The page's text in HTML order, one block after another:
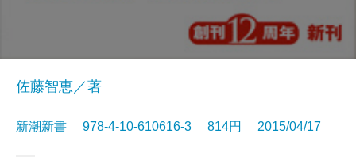
佐藤智恵／著
新潮新書 978-4-10-610616-3 814円 2015/04/17